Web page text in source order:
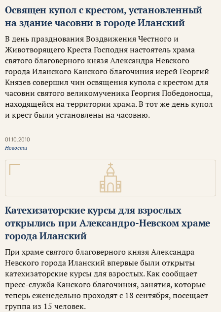
Освящен купол с крестом, установленный
на здание часовни в городе Иланский
В день празднования Воздвижения Честного и
Животворящего Креста Господня настоятель храма
святого благоверного князя Александра Невского
города Иланского Канского благочиния иерей Георгий
Князев совершил чин освящения купола с крестом для
часовни святого великомученика Георгия Победоносца,
находящейся на территории храма. В тот же день купол
и крест были установлены на часовню.
01.10.2010
Новости
Катехизаторские курсы для взрослых
открылись при Александро-Невском храме
города Иланский
При храме святого благоверного князя Александра
Невского города Иланский впервые были открыты
катехизаторские курсы для взрослых. Как сообщает
пресс-служба Канского благочиния, занятия, которые
теперь еженедельно проходят с 18 сентября, посещает
группа из 15 человек.